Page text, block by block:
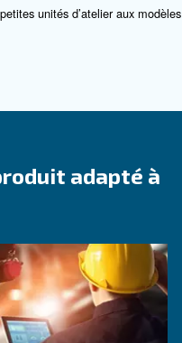
vous payez pour un
une gamme
développés pour les
niveaux sonores sont
et à leurs boîtiers
stable tout en
ce qui est idéal pour